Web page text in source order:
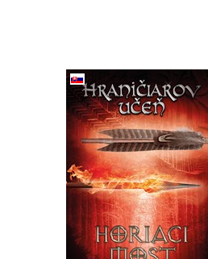
Hraničiarov učeň -
Kniha druhá - Horiaci
most
John Flanagan
Do košíka